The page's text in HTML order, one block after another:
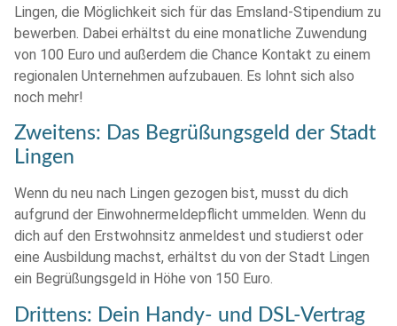
Lingen, die Möglichkeit sich für das Emsland-Stipendium zu
bewerben. Dabei erhältst du eine monatliche Zuwendung
von 100 Euro und außerdem die Chance Kontakt zu einem
regionalen Unternehmen aufzubauen. Es lohnt sich also
noch mehr!
Zweitens: Das Begrüßungsgeld der Stadt
Lingen
Wenn du neu nach Lingen gezogen bist, musst du dich
aufgrund der Einwohnermeldepflicht ummelden. Wenn du
dich auf den Erstwohnsitz anmeldest und studierst oder
eine Ausbildung machst, erhältst du von der Stadt Lingen
ein Begrüßungsgeld in Höhe von 150 Euro.
Drittens: Dein Handy- und DSL-Vertrag